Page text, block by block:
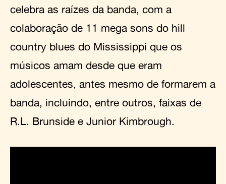
celebra as raízes da banda, com a
colaboração de 11 mega sons do hill
country blues do Mississippi que os
músicos amam desde que eram
adolescentes, antes mesmo de formarem a
banda, incluindo, entre outros, faixas de
R.L. Brunside e Junior Kimbrough.